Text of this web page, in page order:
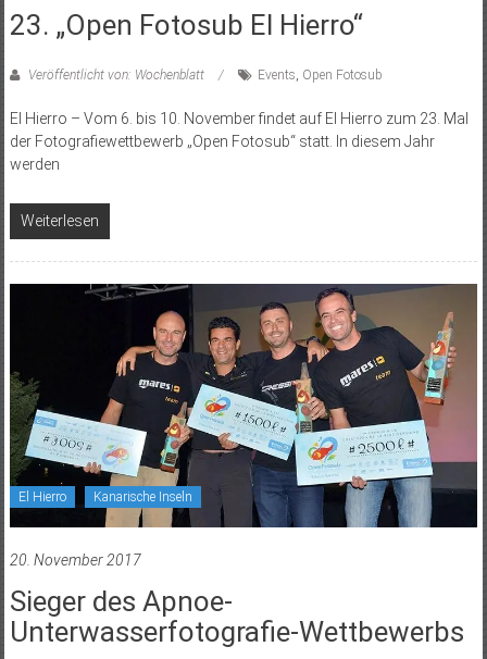
23. „Open Fotosub El Hierro“
Veröffentlicht von: Wochenblatt Events, Open Fotosub
El Hierro – Vom 6. bis 10. November findet auf El Hierro zum 23. Mal
der Fotografiewettbewerb „Open Fotosub“ statt. In diesem Jahr
werden
Weiterlesen
El Hierro Kanarische Inseln
20. November 2017
Sieger des Apnoe-
Unterwasserfotografie-Wettbewerbs